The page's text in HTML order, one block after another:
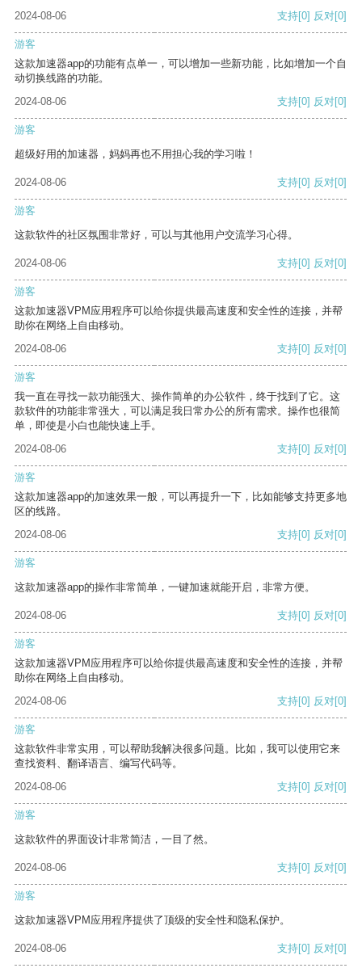
2024-08-06
支持[0] 反对[0]
游客
这款加速器app的功能有点单一，可以增加一些新功能，比如增加一个自
动切换线路的功能。
2024-08-06
支持[0] 反对[0]
游客
超级好用的加速器，妈妈再也不用担心我的学习啦！
2024-08-06 支持[0] 反对[0]
游客
这款软件的社区氛围非常好，可以与其他用户交流学习心得。
2024-08-06 支持[0] 反对[0]
游客
这款加速器VPM应用程序可以给你提供最高速度和安全性的连接，并帮
助你在网络上自由移动。
2024-08-06
支持[0] 反对[0]
游客
我一直在寻找一款功能强大、操作简单的办公软件，终于找到了它。这
款软件的功能非常强大，可以满足我日常办公的所有需求。操作也很简
单，即使是小白也能快速上手。
2024-08-06
支持[0] 反对[0]
游客
这款加速器app的加速效果一般，可以再提升一下，比如能够支持更多地
区的线路。
2024-08-06
支持[0] 反对[0]
游客
这款加速器app的操作非常简单，一键加速就能开启，非常方便。
2024-08-06 支持[0] 反对[0]
游客
这款加速器VPM应用程序可以给你提供最高速度和安全性的连接，并帮
助你在网络上自由移动。
2024-08-06
支持[0] 反对[0]
游客
这款软件非常实用，可以帮助我解决很多问题。比如，我可以使用它来
查找资料、翻译语言、编写代码等。
2024-08-06
支持[0] 反对[0]
游客
这款软件的界面设计非常简洁，一目了然。
2024-08-06 支持[0] 反对[0]
游客
这款加速器VPM应用程序提供了顶级的安全性和隐私保护。
2024-08-06 支持[0] 反对[0]